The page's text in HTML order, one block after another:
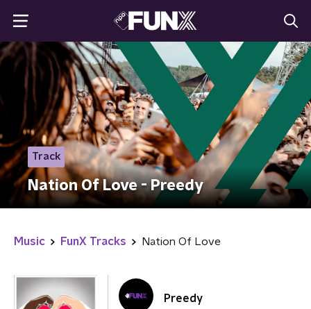
Track
Nation Of Love - Preedy
Music FunX Tracks Nation Of Love
Preedy